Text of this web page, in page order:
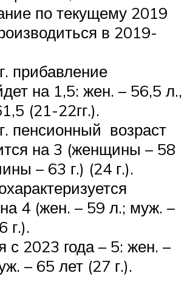
по текущему 2019
в 2019-
прибавление
на 1,5: жен. – 56,5 л.,
(21-22гг.).
пенсионный возраст
на 3 (женщины – 58
– 63 г.) (24 г.).
4 (жен. – 59 л.; муж. –
г.).
с 2023 года – 5: жен. –
– 65 лет (27 г.).